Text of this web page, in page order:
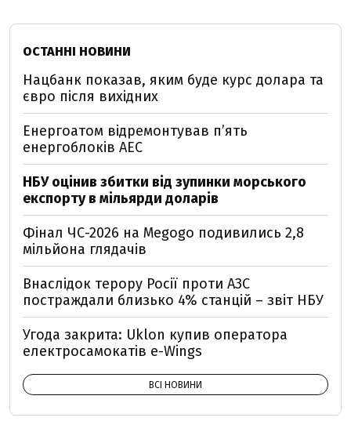
ОСТАННІ НОВИНИ
Нацбанк показав, яким буде курс долара та
євро після вихідних
Енергоатом відремонтував п’ять
енергоблоків АЕС
НБУ оцінив збитки від зупинки морського
експорту в мільярди доларів
Фінал ЧС-2026 на Megogo подивились 2,8
мільйона глядачів
Внаслідок терору Росії проти АЗС
постраждали близько 4% станцій – звіт НБУ
Угода закрита: Uklon купив оператора
електросамокатів e-Wings
ВСІ НОВИНИ